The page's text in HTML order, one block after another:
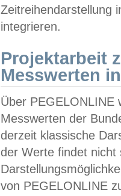
Zeitreihendarstellung
integrieren.
Projektarbeit
Messwerten
Über PEGELONLINE
Messwerten der
derzeit klassische
der Werte findet
von PEGELONLINE